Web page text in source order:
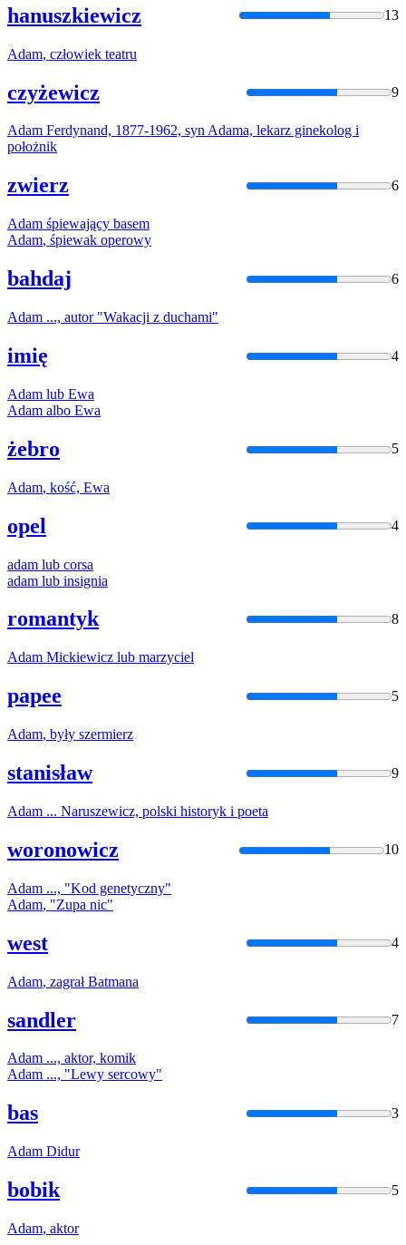
hanuszkiewicz 13
Adam, człowiek teatru
czyżewicz 9
Adam Ferdynand, 1877-1962, synAdama, lekarz ginekolog i
położnik
zwierz 6
Adam śpiewający basem
Adam, śpiewak operowy
bahdaj 6
Adam ..., autor "Wakacji z duchami"
imię 4
Adam lub Ewa
Adam albo Ewa
żebro 5
Adam, kość, Ewa
opel 4
adam lub corsa
adam lub insignia
romantyk 8
Adam Mickiewicz lub marzyciel
papee 5
Adam, były szermierz
stanisław 9
Adam ... Naruszewicz, polski historyk i poeta
woronowicz 10
Adam ..., "Kod genetyczny"
Adam, "Zupa nic"
west 4
Adam, zagrał Batmana
sandler 7
Adam ..., aktor, komik
Adam ..., "Lewy sercowy"
bas 3
Adam Didur
bobik 5
Adam, aktor